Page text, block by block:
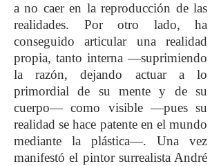
a no caer en la reproducción de las
realidades. Por otro lado, ha
conseguido articular una realidad
propia, tanto interna —suprimiendo
la razón, dejando actuar a lo
primordial de su mente y de su
cuerpo— como visible —pues su
realidad se hace patente en el mundo
mediante la plástica—. Una vez
manifestó el pintor surrealista André